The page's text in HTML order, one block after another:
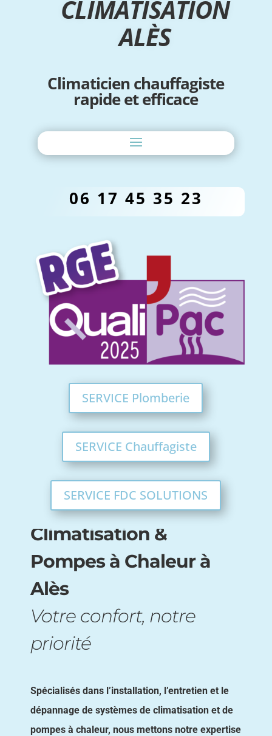
CLIMATISATION
ALÈS
Climaticien chauffagiste
rapide et efficace
06 17 45 35 23
SERVICE Plomberie
SERVICE Chauffagiste
SERVICE FDC SOLUTIONS
Climatisation &
Pompes à Chaleur à
Alès
Votre confort, notre
priorité
Spécialisés dans l’installation, l’entretien et le
dépannage de systèmes de climatisation et de
pompes à chaleur, nous mettons notre expertise